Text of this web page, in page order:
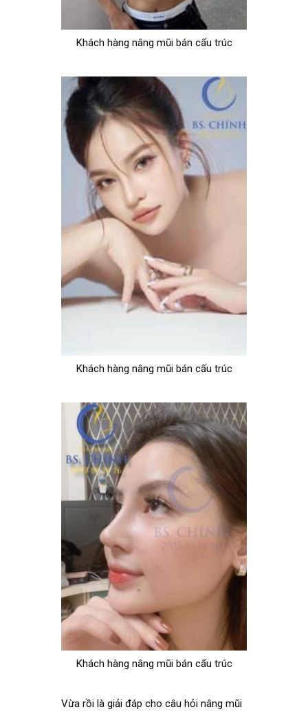
Khách hàng nâng mũi bán cấu trúc
Khách hàng nâng mũi bán cấu trúc
Khách hàng nâng mũi bán cấu trúc
Vừa rồi là giải đáp cho câu hỏi nâng mũi